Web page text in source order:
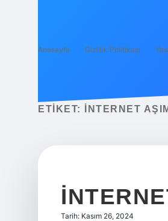
Anasayfa Gizlilik Politikası
ETIKET: İNTERNET
Tarih: Kasım 26, 2024